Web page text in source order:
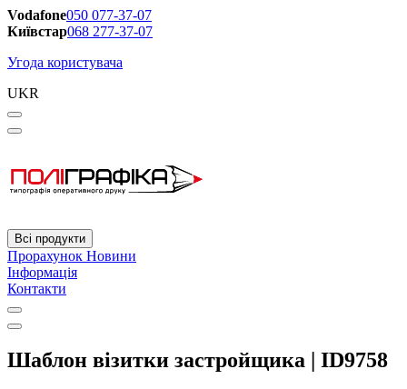
Vodafone050 077-37-07
Київстар068 277-37-07
Угода користувача
UKR
Всі продукти
Прорахунок Новини
Інформація
Контакти
Шаблон візитки застройщика | ID9758